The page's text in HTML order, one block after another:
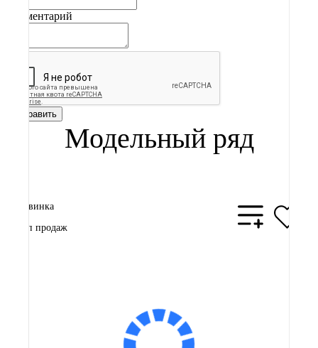
Комментарий
Отправить
Модельный ряд
Новинка
Топ продаж